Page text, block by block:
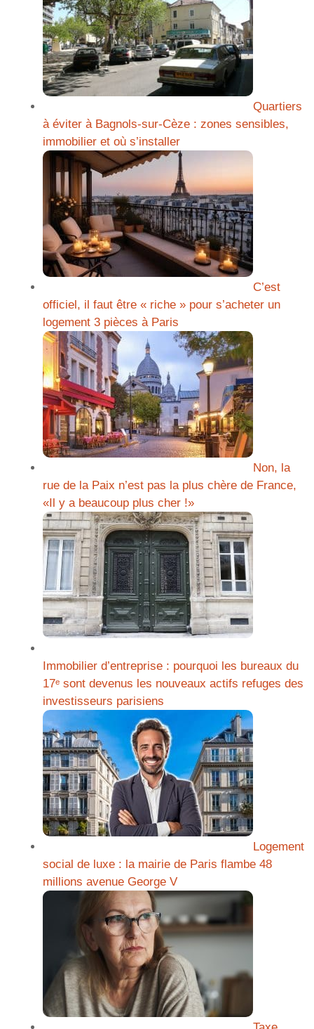
Quartiers
à éviter à Bagnols-sur-Cèze : zones sensibles,
immobilier et où s’installer
C’est
officiel, il faut être « riche » pour s’acheter un
logement 3 pièces à Paris
Non, la
rue de la Paix n’est pas la plus chère de France,
«Il y a beaucoup plus cher !»
Immobilier d’entreprise : pourquoi les bureaux du
17ᵉ sont devenus les nouveaux actifs refuges des
investisseurs parisiens
Logement
social de luxe : la mairie de Paris flambe 48
millions avenue George V